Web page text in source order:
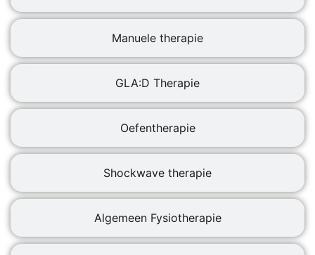
Manuele therapie
GLA:D Therapie
Oefentherapie
Shockwave therapie
Algemeen Fysiotherapie